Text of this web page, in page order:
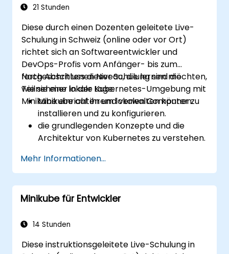
21 Stunden
Diese durch einen Dozenten geleitete Live-
Schulung in Schweiz (online oder vor Ort)
richtet sich an Softwareentwickler und
DevOps-Profis vom Anfänger- bis zum
fortgeschrittenen Niveau, die lernen möchten,
wie sie eine lokale Kubernetes-Umgebung mit
Minikube einrichten und verwalten können.
Nach Abschluss dieser Schulung sind die
Teilnehmer in der Lage:
Minikube auf ihrem lokalen Computer zu
installieren und zu konfigurieren.
die grundlegenden Konzepte und die
Architektur von Kubernetes zu verstehen.
Dashboard bereitzustellen und zu
verwalten.
persistente Speicher- und
Netzwerklösungen für Kubernetes
Minikube zur Entwicklung, zum Testen und
nutzen.
Mehr Informationen...
Minikube für Entwickler
14 Stunden
Diese instruktionsgeleitete Live-Schulung in